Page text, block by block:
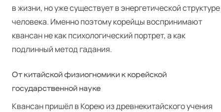
в жизни, но уже существует в энергетической структуре
человека. Именно поэтому корейцы воспринимают
квансан не как психологический портрет, а как
подлинный метод гадания.
От китайской физиогномики к корейской
государственной науке
Квансан пришёл в Корею из древнекитайского учения